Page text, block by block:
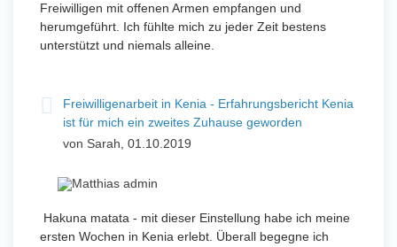
Freiwilligen mit offenen Armen empfangen und
herumgeführt. Ich fühlte mich zu jeder Zeit bestens
unterstützt und niemals alleine.
Freiwilligenarbeit in Kenia - Erfahrungsbericht Kenia
ist für mich ein zweites Zuhause geworden
von Sarah, 01.10.2019
Hakuna matata - mit dieser Einstellung habe ich meine
ersten Wochen in Kenia erlebt. Überall begegne ich